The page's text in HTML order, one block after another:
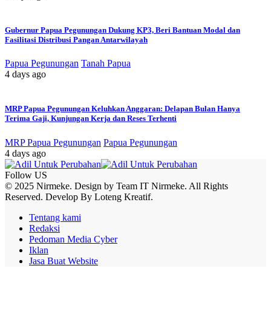
Gubernur Papua Pegunungan Dukung KP3, Beri Bantuan Modal dan
Fasilitasi Distribusi Pangan Antarwilayah
Papua Pegunungan Tanah Papua
4 days ago
MRP Papua Pegunungan Keluhkan Anggaran: Delapan Bulan Hanya
Terima Gaji, Kunjungan Kerja dan Reses Terhenti
MRP Papua Pegunungan Papua Pegunungan
4 days ago
Follow US
© 2025 Nirmeke. Design by Team IT Nirmeke. All Rights
Reserved. Develop By Loteng Kreatif.
Tentang kami
Redaksi
Pedoman Media Cyber
Iklan
Jasa Buat Website